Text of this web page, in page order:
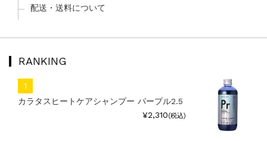
配送・送料について
RANKING
カラタスヒートケアシャンプー パープル2.5
¥2,310(税込)